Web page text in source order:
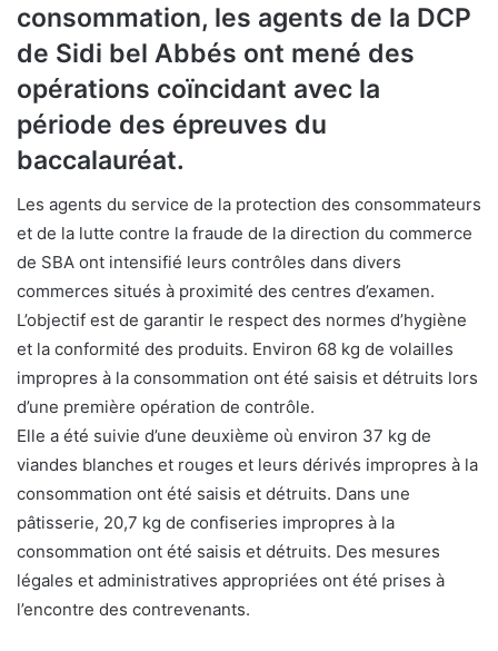
consommation, les agents de la DCP
de Sidi bel Abbés ont mené des
opérations coïncidant avec la
période des épreuves du
baccalauréat.
Les agents du service de la protection des consommateurs
et de la lutte contre la fraude de la direction du commerce
de SBA ont intensifié leurs contrôles dans divers
commerces situés à proximité des centres d’examen.
L’objectif est de garantir le respect des normes d’hygiène
et la conformité des produits. Environ 68 kg de volailles
impropres à la consommation ont été saisis et détruits lors
d’une première opération de contrôle.
Elle a été suivie d’une deuxième où environ 37 kg de
viandes blanches et rouges et leurs dérivés impropres à la
consommation ont été saisis et détruits. Dans une
pâtisserie, 20,7 kg de confiseries impropres à la
consommation ont été saisis et détruits. Des mesures
légales et administratives appropriées ont été prises à
l’encontre des contrevenants.